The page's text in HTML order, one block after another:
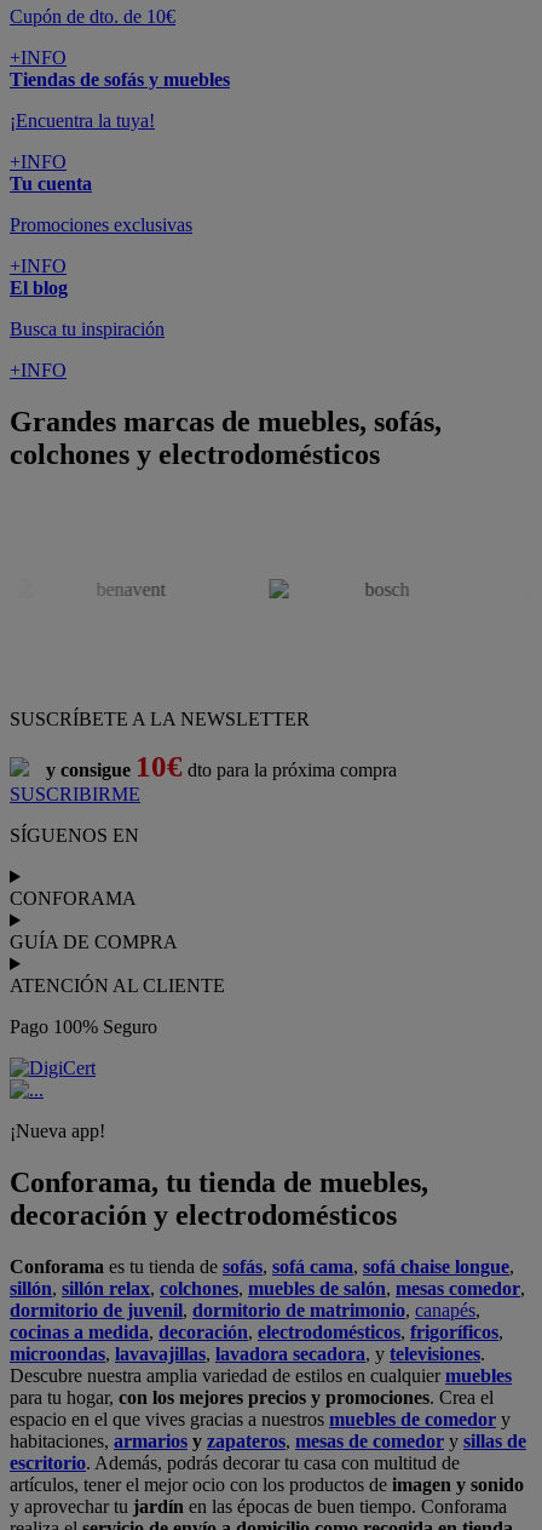
Cupón de dto. de 10€
+INFO
Tiendas de sofás y muebles
¡Encuentra la tuya!
+INFO
Tu cuenta
Promociones exclusivas
+INFO
El blog
Busca tu inspiración
+INFO
Grandes marcas de muebles, sofás,
colchones y electrodomésticos
SUSCRÍBETE A LA NEWSLETTER
y consigue 10€ dto para la próxima compra
SUSCRIBIRME
SÍGUENOS EN
CONFORAMA
GUÍA DE COMPRA
ATENCIÓN AL CLIENTE
Pago 100% Seguro
¡Nueva app!
Conforama, tu tienda de muebles,
decoración y electrodomésticos
Conforama es tu tienda de sofás, sofá cama, sofá chaise longue,
sillón, sillón relax, colchones, muebles de salón, mesas comedor,
dormitorio de juvenil, dormitorio de matrimonio, canapés,
cocinas a medida, decoración, electrodomésticos, frigoríficos,
microondas, lavavajillas, lavadora secadora, y televisiones.
Descubre nuestra amplia variedad de estilos en cualquiermuebles
para tu hogar, con los mejores precios y promociones. Crea el
espacio en el que vives gracias a nuestros muebles de comedor y
habitaciones, armarios y zapateros, mesas de comedor y sillas de
escritorio. Además, podrás decorar tu casa con multitud de
artículos, tener el mejor ocio con los productos de imagen y sonido
y aprovechar tu jardín en las épocas de buen tiempo. Conforama